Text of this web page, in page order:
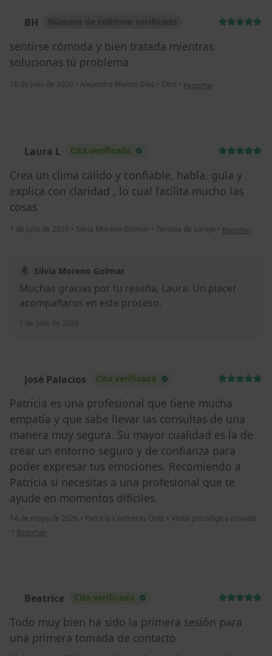
BH
sentirse cómoda y bien tratada mientras
solucionas tú problema
18 de julio de 2026 • Alejandra Manso Díaz • Otro • en opinión del usuario BH
Reportar
Laura L Cita verificada
Crea un clima cálido y confiable, habla, guía y
explica con claridad , lo cual facilita mucho las
cosas
1 de julio de 2026 • Silvia Moreno Golmar • Terapia de pareja • en opinión del
Reportar
Silvia Moreno Golmar
Muchas gracias por tu reseña, Laura. Un placer
acompañaros en este proceso.
1 de julio de 2026
José Palacios Cita verificada
Patricia es una profesional que tiene mucha
empatía y que sabe llevar las consultas de una
manera muy segura. Su mayor cualidad es la de
crear un entorno seguro y de confianza para
poder expresar tus emociones. Recomiendo a
Patricia si necesitas a una profesional que te
ayude en momentos difíciles.
14 de mayo de 2026 • Patricia Contreras Ortiz • Visita psicológica privada
• en opinión del usuario José Palacios
Reportar
Beatrice Cita verificada
Todo muy bien ha sido la primera sesión para
una primera tomada de contacto